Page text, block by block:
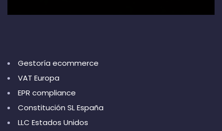
Gestoría ecommerce
VAT Europa
EPR compliance
Constitución SL España
LLC Estados Unidos